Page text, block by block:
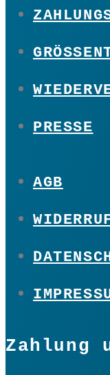
PRESSE
AGB
Zahlung